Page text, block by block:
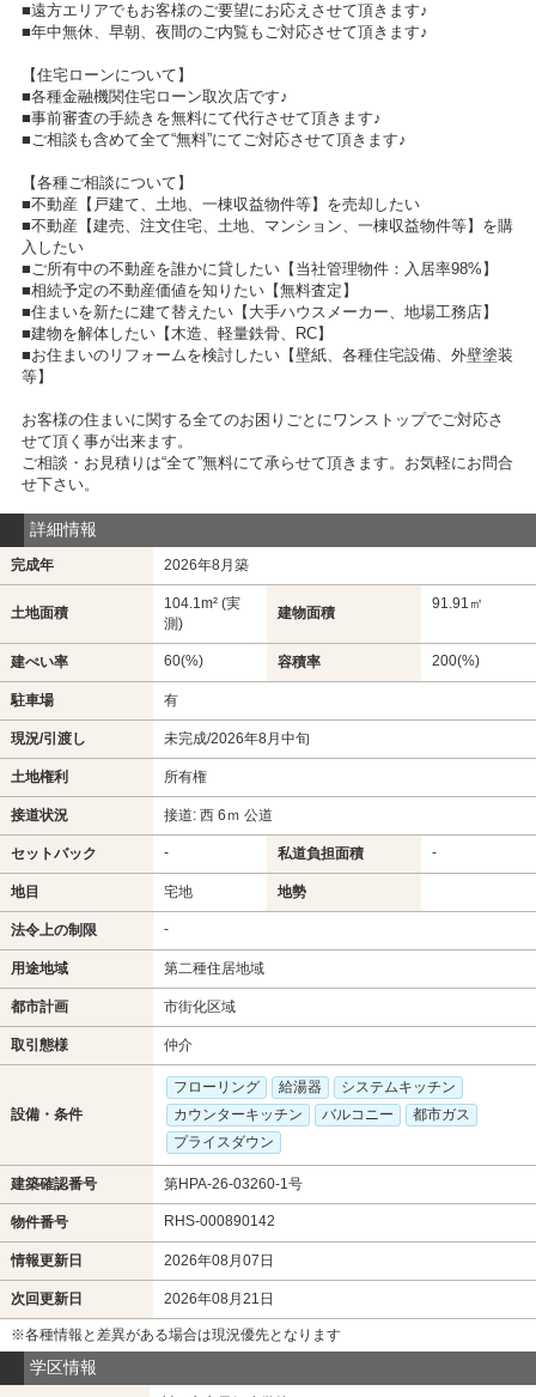
■遠方エリアでもお客様のご要望にお応えさせて頂きます♪
■年中無休、早朝、夜間のご内覧もご対応させて頂きます♪
【住宅ローンについて】
■各種金融機関住宅ローン取次店です♪
■事前審査の手続きを無料にて代行させて頂きます♪
■ご相談も含めて全て“無料”にてご対応させて頂きます♪
【各種ご相談について】
■不動産【戸建て、土地、一棟収益物件等】を売却したい
■不動産【建売、注文住宅、土地、マンション、一棟収益物件等】を購
入したい
■ご所有中の不動産を誰かに貸したい【当社管理物件：入居率98%】
■相続予定の不動産価値を知りたい【無料査定】
■住まいを新たに建て替えたい【大手ハウスメーカー、地場工務店】
■建物を解体したい【木造、軽量鉄骨、RC】
■お住まいのリフォームを検討したい【壁紙、各種住宅設備、外壁塗装
等】
お客様の住まいに関する全てのお困りごとにワンストップでご対応さ
せて頂く事が出来ます。
ご相談・お見積りは“全て”無料にて承らせて頂きます。お気軽にお問合
せ下さい。
詳細情報
完成年 2026年8月築
土地面積
104.1m² (実
測)
建物面積
91.91㎡
建ぺい率 60(%) 容積率 200(%)
駐車場 有
現況/引渡し 未完成/2026年8月中旬
土地権利 所有権
接道状況 接道: 西 6ｍ 公道
セットバック - 私道負担面積 -
地目 宅地 地勢
法令上の制限 -
用途地域 第二種住居地域
都市計画 市街化区域
取引態様 仲介
設備・条件
フローリング 給湯器
システムキッチン
カウンターキッチン
バルコニー
都市ガス
プライスダウン
建築確認番号 第HPA-26-03260-1号
物件番号 RHS-000890142
情報更新日 2026年08月07日
次回更新日 2026年08月21日
※各種情報と差異がある場合は現況優先となります
学区情報